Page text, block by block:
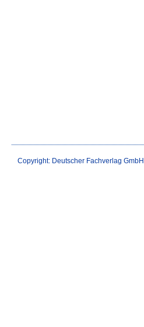
Copyright: Deutscher Fachverlag GmbH